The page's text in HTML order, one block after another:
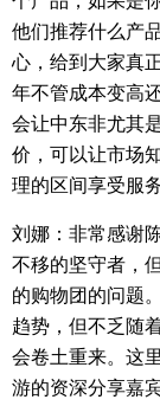
他们推荐什么产
心，给到大家真
年不管成本变高
会让中东非尤其
价，可以让市场
理的区间享受服
刘娜：非常感谢
不移的坚守者，
的购物团的问题
趋势，但不乏随
会卷土重来。这
游的资深分享嘉